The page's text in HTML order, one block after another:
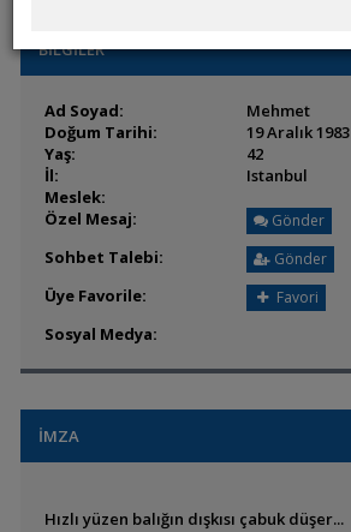
BİLGİLER
Ad Soyad:
Mehmet
Doğum Tarihi:
19 Aralık 1983
Yaş:
42
İl:
Istanbul
Meslek:
Özel Mesaj:
Gönder
Sohbet Talebi: Gönder
Üye Favorile: Favori
Sosyal Medya:
İMZA
Hızlı yüzen balığın dışkısı çabuk düşer...